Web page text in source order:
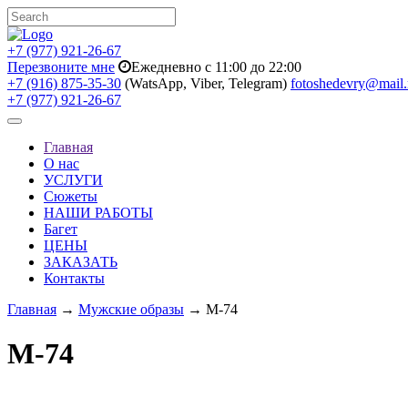
+7 (977) 921-26-67
Перезвоните мне
Ежедневно с 11:00 до 22:00
+7 (916) 875-35-30 (WatsApp, Viber, Telegram)
+7 (977) 921-26-67
Toggle
navigationГлавная
О нас
УСЛУГИ
Сюжеты
НАШИ РАБОТЫ
Багет
ЦЕНЫ
ЗАКАЗАТЬ
Контакты
Главная → Мужские образы → M-74
M-74